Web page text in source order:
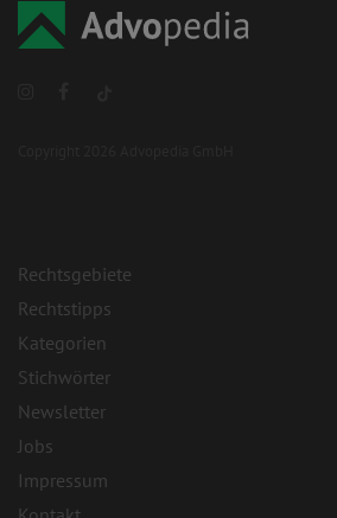
Rechtsgebiete
Rechtstipps
Kategorien
Stichwörter
Newsletter
Jobs
Impressum